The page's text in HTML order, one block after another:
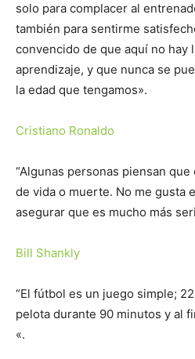
solo para complacer al
también para sentirme
convencido de que aquí no hay
aprendizaje, y que nunca se
la edad que tengamos».
Cristiano Ronaldo
“Algunas personas piensan
de vida o muerte. No me gusta
asegurar que es mucho más
Bill Shankly
“El fútbol es un juego simple;
pelota durante 90 minutos y al
«.